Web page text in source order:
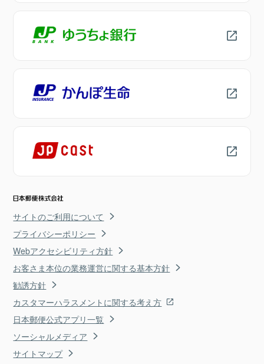
サイトのご利用について
プライバシーポリシー
Webアクセシビリティ方針
お客さま本位の業務運営に関する基本方針
勧誘方針
カスタマーハラスメントに関する考え方
日本郵便公式アプリ一覧
ソーシャルメディア
サイトマップ